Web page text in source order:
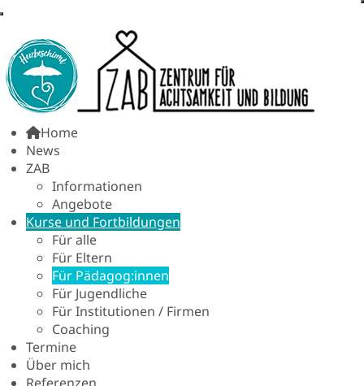
Home
News
ZAB
Informationen
Angebote
Kurse und Fortbildungen
Für alle
Für Eltern
Für Pädagog:innen
Für Jugendliche
Für Institutionen / Firmen
Coaching
Termine
Über mich